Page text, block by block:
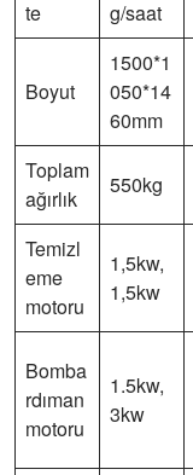
te g/saat
Boyut
1500*1
050*14
60mm
Toplam
ağırlık
550kg
Temizl
eme
motoru
1,5kw,
1,5kw
Bomba
rdıman
motoru
1.5kw,
3kw